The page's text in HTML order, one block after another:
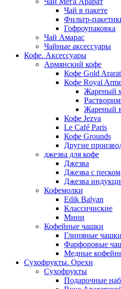
Чай в пакете
Фильтр-
Гофроупаковка
Чай Амарас
Чайные аксессуары
Кофе. Аксессуары
Армянский кофе
Кофе Gold
Кофе Royal
Жареный
Жареный
Кофе Jezva
Le Café Paris
Кофе Grounds
Другие
джезва для кофе
Джезва
Джезва с песком
Джезва
Кофемолки
Edik Balyan
Классичиские
Мини
Кофейные чашки
Глиняные чашки
Фарфоровые
Медные
Сухофрукты. Орехи
Сухофрукты
Подарочные